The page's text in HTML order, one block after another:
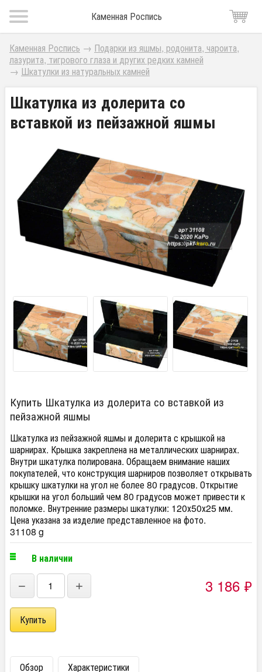
Каменная Роспись
Каменная Роспись → Подарки из яшмы, родонита, чароита,
лазурита, тигрового глаза и других редких камней
→ Шкатулки из натуральных камней
Шкатулка из долерита со
вставкой из пейзажной яшмы
Купить Шкатулка из долерита со вставкой из
пейзажной яшмы
Шкатулка из пейзажной яшмы и долерита с крышкой на
шарнирах. Крышка закреплена на металлических шарнирах.
Внутри шкатулка полирована. Обращаем внимание наших
покупателей, что конструкция шарниров позволяет открывать
крышку шкатулки на угол не более 80 градусов. Открытие
крышки на угол больший чем 80 градусов может привести к
поломке. Внутренние размеры шкатулки: 120х50х25 мм.
Цена указана за изделие представленное на фото.
31108 g
В наличии
− + 3 186 ₽
Обзор Характеристики